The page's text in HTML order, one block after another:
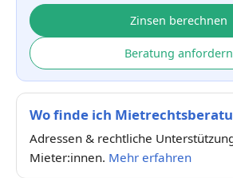
Zinsen berechnen
Beratung anfordern
Wo finde ich
Adressen & rechtliche
Mieter:innen. Mehr erfahren